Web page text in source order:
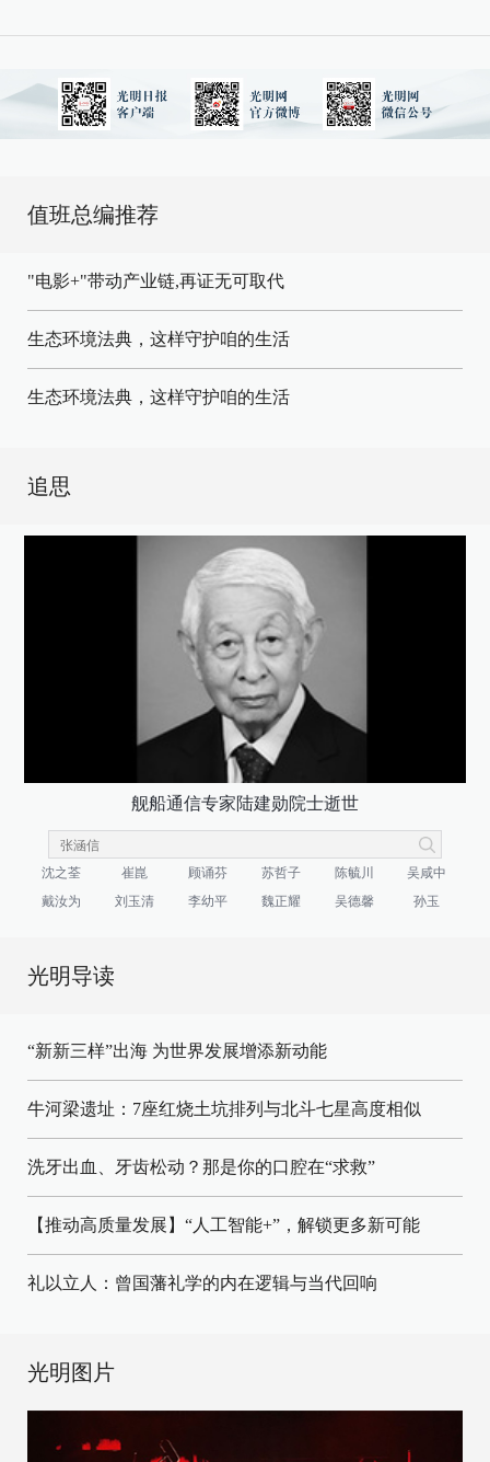
值班总编推荐
"电影+"带动产业链,再证无可取代
生态环境法典，这样守护咱的生活
生态环境法典，这样守护咱的生活
追思
舰船通信专家陆建勋院士逝世
沈之荃 崔崑 顾诵芬 苏哲子 陈毓川
吴咸中
戴汝为
刘玉清 李幼平 魏正耀 吴德馨 孙玉
光明导读
“新新三样”出海 为世界发展增添新动能
牛河梁遗址：7座红烧土坑排列与北斗七星高度相似
洗牙出血、牙齿松动？那是你的口腔在“求救”
【推动高质量发展】“人工智能+”，解锁更多新可能
礼以立人：曾国藩礼学的内在逻辑与当代回响
光明图片